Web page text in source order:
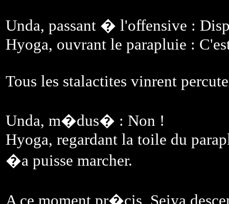
Unda, passant � l'offensive :
Hyoga, ouvrant le parapluie :
Tous les stalactites vinrent
Unda, m�dus� : Non !
Hyoga, regardant la toile du
�a puisse marcher.
A ce moment pr�cis, Seiya